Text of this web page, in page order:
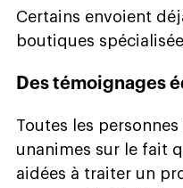
Certains envoient
boutiques
Des témoignages
Toutes les
unanimes sur le fait
aidées à traiter un